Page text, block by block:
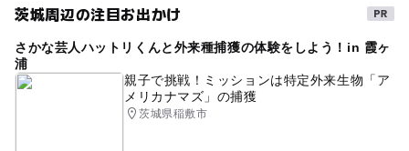
茨城周辺の注目お出かけ
さかな芸人ハットリくんと外来種捕獲の体験をしよう！in 霞ヶ
浦
親子で挑戦！ミッションは特定外来生物「ア
メリカナマズ」の捕獲
茨城県稲敷市